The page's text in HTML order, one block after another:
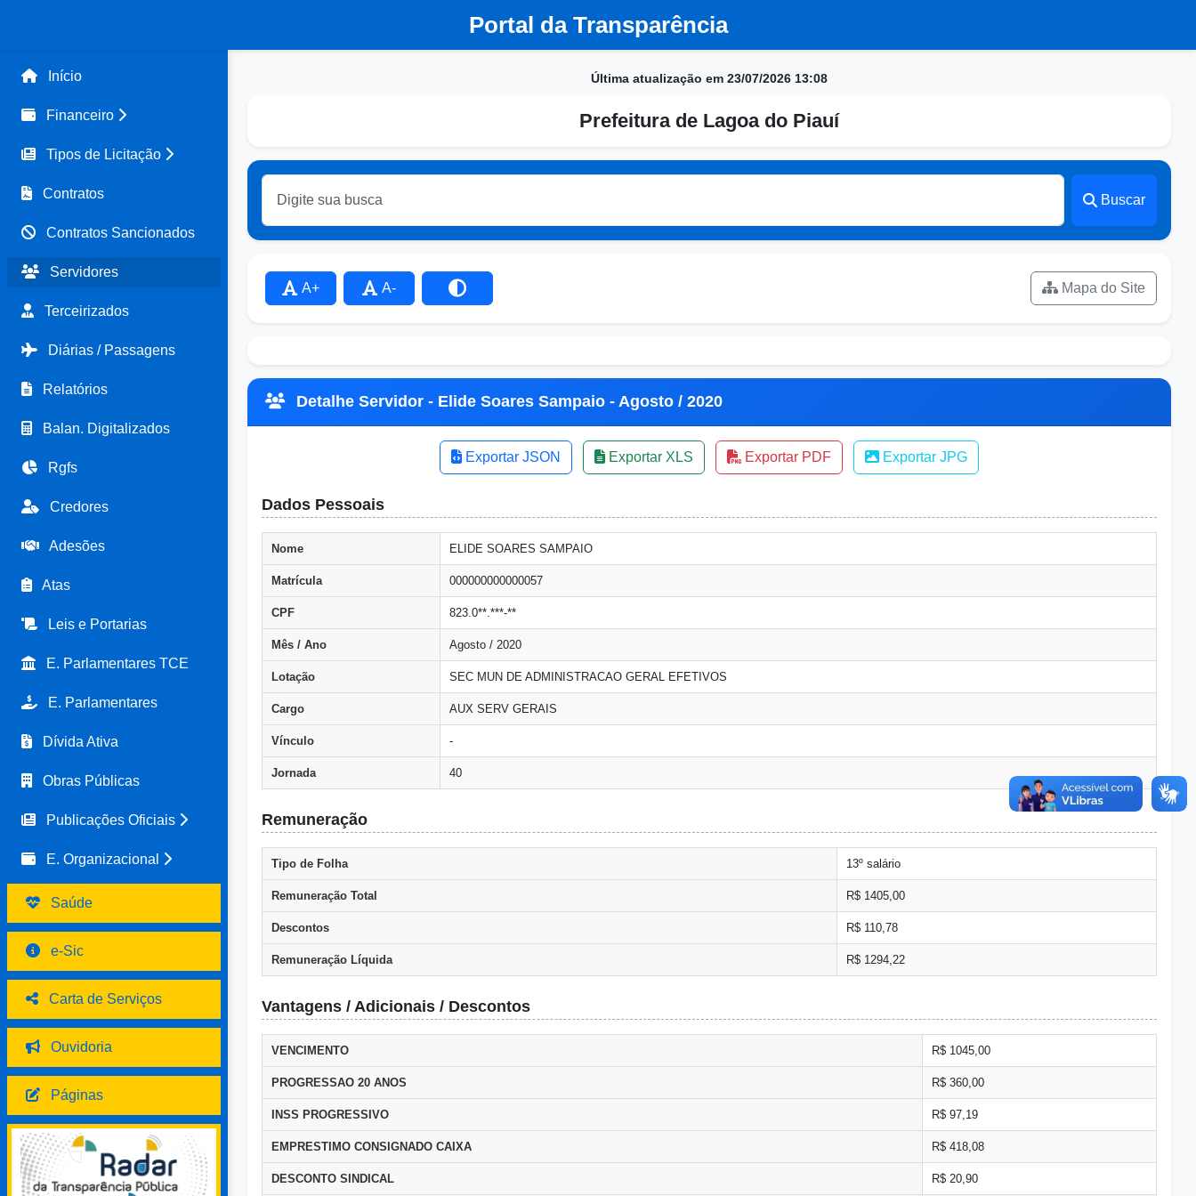
Portal da Transparência
Início
Financeiro
Tipos de Licitação
Contratos
Contratos Sancionados
Servidores
Terceirizados
Diárias / Passagens
Relatórios
Balan. Digitalizados
Rgfs
Credores
Adesões
Atas
Leis e Portarias
E. Parlamentares TCE
E. Parlamentares
Dívida Ativa
Obras Públicas
Publicações Oficiais
E. Organizacional
Saúde
e-Sic
Carta de Serviços
Ouvidoria
Páginas
Última atualização em 23/07/2026 13:08
Prefeitura de Lagoa do Piauí
Buscar
A+ A- Mapa do Site
Detalhe Servidor - Elide Soares Sampaio - Agosto / 2020
Exportar JSON Exportar XLS Exportar PDF Exportar JPG
Dados Pessoais
Nome ELIDE SOARES SAMPAIO
Matrícula 000000000000057
CPF 823.0**.***-**
Mês / Ano Agosto / 2020
Lotação SEC MUN DE ADMINISTRACAO GERAL EFETIVOS
Cargo AUX SERV GERAIS
Vínculo -
Jornada 40
Remuneração
Tipo de Folha 13º salário
Remuneração Total R$ 1405,00
Descontos R$ 110,78
Remuneração Líquida R$ 1294,22
Vantagens / Adicionais / Descontos
VENCIMENTO R$ 1045,00
PROGRESSAO 20 ANOS R$ 360,00
INSS PROGRESSIVO R$ 97,19
EMPRESTIMO CONSIGNADO CAIXA R$ 418,08
DESCONTO SINDICAL R$ 20,90